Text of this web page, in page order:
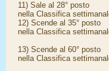
11) Sale al 28° posto
nella Classifica
12) Scende al 35° posto
nella Classifica
13) Scende al 60° posto
nella Classifica